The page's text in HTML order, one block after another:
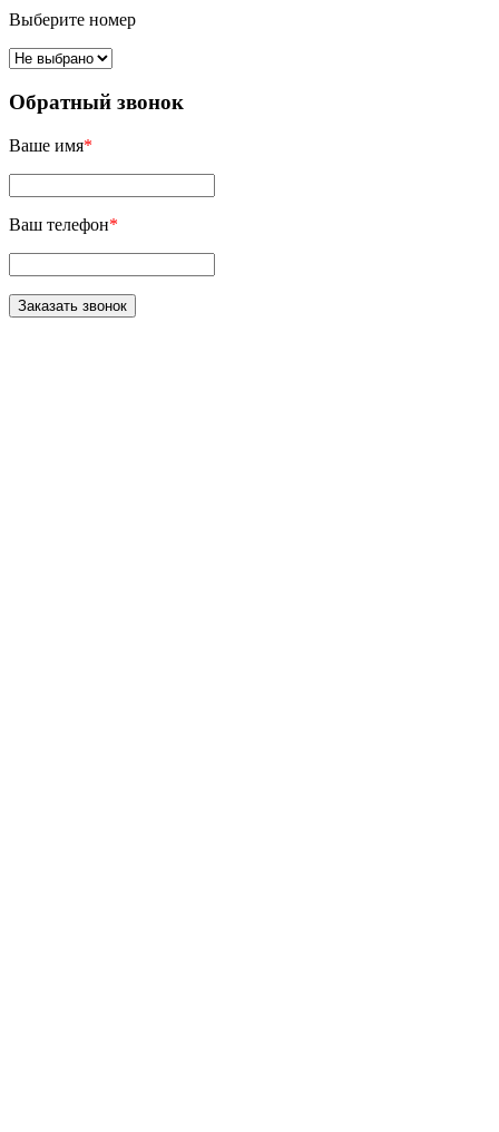
Выберите номер
Обратный звонок
Ваше имя*
Ваш телефон*